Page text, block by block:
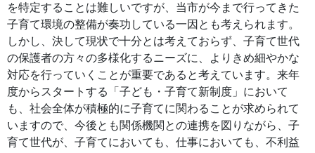
を特定することは難しいですが、当市が今まで行ってきた
子育て環境の整備が奏功している一因とも考えられます。
しかし、決して現状で十分とは考えておらず、子育て世代
の保護者の方々の多様化するニーズに、よりきめ細やかな
対応を行っていくことが重要であると考えています。来年
度からスタートする「子ども・子育て新制度」において
も、社会全体が積極的に子育てに関わることが求められて
いますので、今後とも関係機関との連携を図りながら、子
育て世代が、子育てにおいても、仕事においても、不利益